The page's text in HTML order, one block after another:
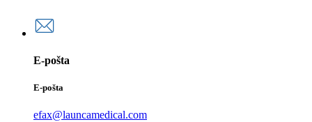
E-pošta
E-pošta
efax@launcamedical.com